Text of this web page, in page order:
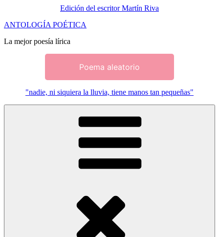
Edición del escritor Martín Riva
Saltar
contenido
ANTOLOGÍA POÉTICA
La mejor poesía lírica
Poema aleatorio
"nadie, ni siquiera la lluvia, tiene manos tan pequeñas"